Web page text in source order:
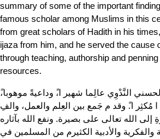
summary of some of the important
famous scholar among Muslims in this
from great scholars of Hadith in his
ijaza from him, and he served the cause
through teaching, authorship and
resources.
النَّدْوِي عالِما شهير ا،ً وداعيةً موهوبا،ً
ا مُكثِر ا.ً وقد م جَمع بين العِلم والعمل، والفِ
إلى الله تعالى على بصيرة. ونفع الله بآثاره
والفكرية والأدبية الكثيرم من المسلمين في